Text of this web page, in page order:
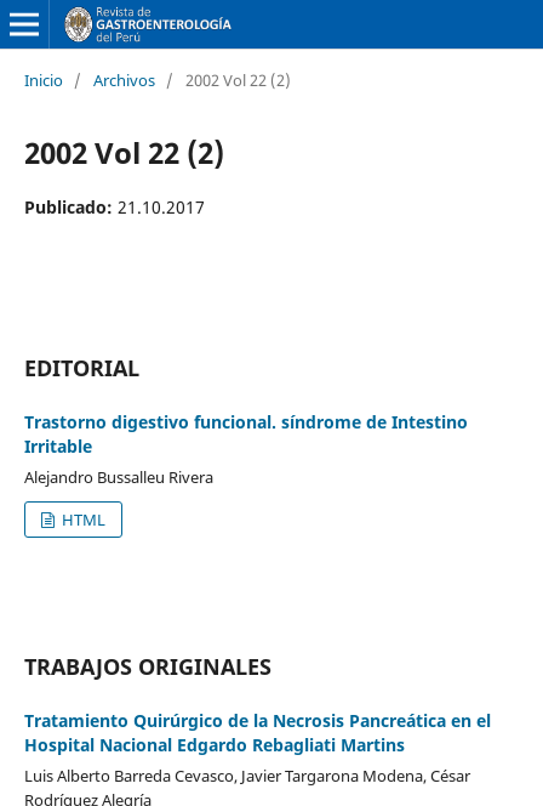
Inicio / Archivos / 2002 Vol 22 (2)
2002 Vol 22 (2)
Publicado: 21.10.2017
EDITORIAL
Trastorno digestivo funcional. síndrome de Intestino
Irritable
Alejandro Bussalleu Rivera
HTML
TRABAJOS ORIGINALES
Tratamiento Quirúrgico de la Necrosis Pancreática en el
Hospital Nacional Edgardo Rebagliati Martins
Luis Alberto Barreda Cevasco, Javier Targarona Modena, César
Rodríguez Alegría